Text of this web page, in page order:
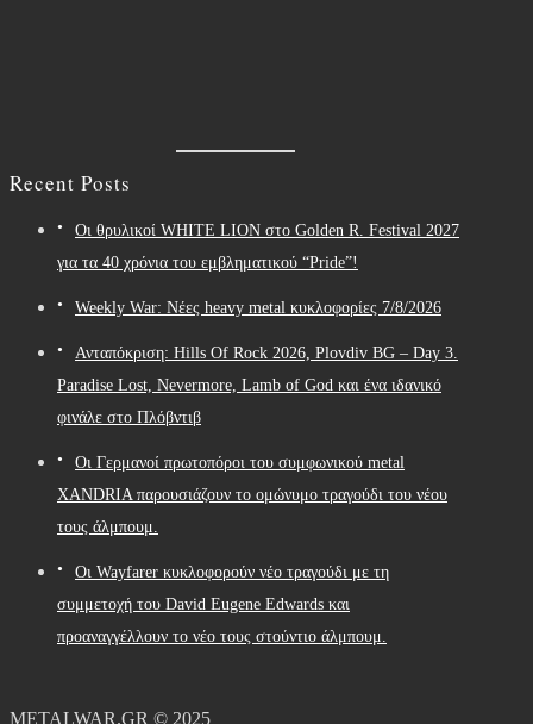
Recent Posts
Οι θρυλικοί WHITE LION στο Golden R. Festival 2027
για τα 40 χρόνια του εμβληματικού “Pride”!
Weekly War: Νέες heavy metal κυκλοφορίες 7/8/2026
Ανταπόκριση: Hills Of Rock 2026, Plovdiv BG – Day 3.
Paradise Lost, Nevermore, Lamb of God και ένα ιδανικό
φινάλε στο Πλόβντιβ
Οι Γερμανοί πρωτοπόροι του συμφωνικού metal
XANDRIA παρουσιάζουν το ομώνυμο τραγούδι του νέου
τους άλμπουμ.
Οι Wayfarer κυκλοφορούν νέο τραγούδι με τη
συμμετοχή του David Eugene Edwards και
προαναγγέλλουν το νέο τους στούντιο άλμπουμ.
METALWAR.GR © 2025